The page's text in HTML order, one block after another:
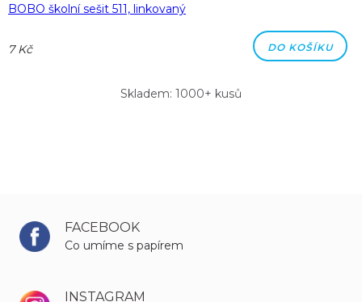
BOBO školní sešit 511, linkovaný
7 Kč DO KOŠÍKU
Skladem: 1000+ kusů
FACEBOOK
Co umíme s papírem
INSTAGRAM